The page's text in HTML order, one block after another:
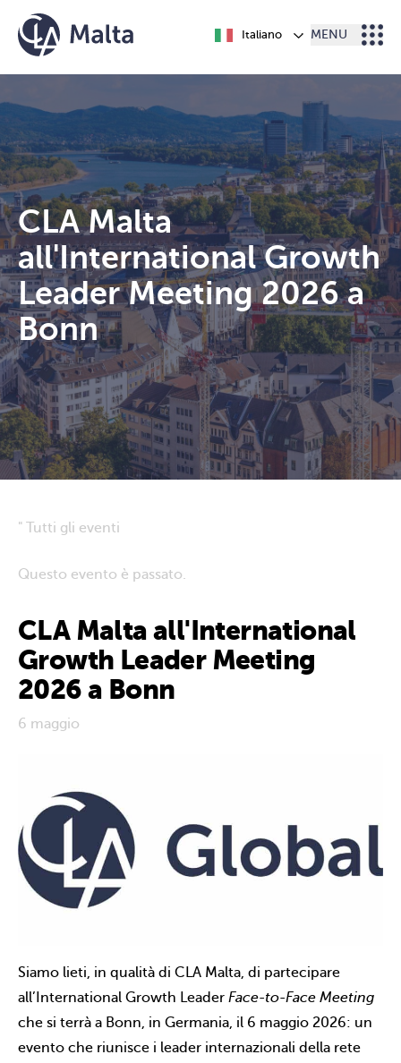
Vai al contenuto
Italiano MENU
CLA Malta
all'International Growth
Leader Meeting 2026 a
Bonn
" Tutti gli eventi
Questo evento è passato.
CLA Malta all'International
Growth Leader Meeting
2026 a Bonn
6 maggio
Siamo lieti, in qualità di CLA Malta, di partecipare
all’International Growth Leader Face-to-Face Meeting
che si terrà a Bonn, in Germania, il 6 maggio 2026: un
evento che riunisce i leader internazionali della rete